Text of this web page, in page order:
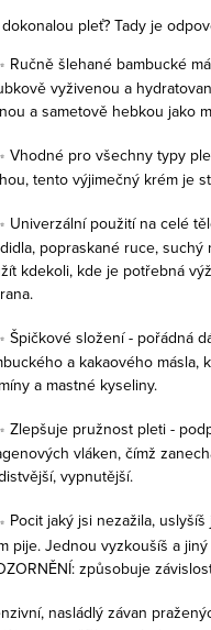
pleť? Tady je
Ručně šlehané bambucké
vyživenou a
a sametově hebkou jako
Vhodné pro všechny typy
tento výjimečný krém je
Univerzální použití na celé
popraskané ruce, suchý
kdekoli, kde je potřebná
Špičkové složení - pořádná
a kakaového másla,
a mastné kyseliny.
Zlepšuje pružnost pleti -
vláken, čímž
vypnutější.
Pocit jaký jsi nezažila,
​​pije. Jednou vyzkoušíš a
způsobuje
nasládlý závan